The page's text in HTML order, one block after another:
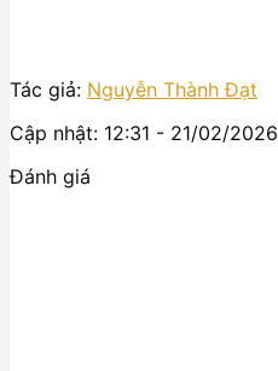
Tác giả: Nguyễn Thành Đạt
Cập nhật: 12:31 - 21/02/2026
Đánh giá